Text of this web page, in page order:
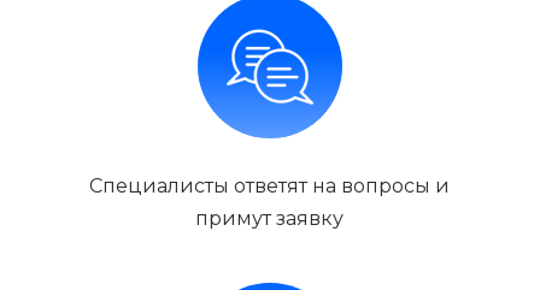
Специалисты ответят на вопросы и
примут заявку